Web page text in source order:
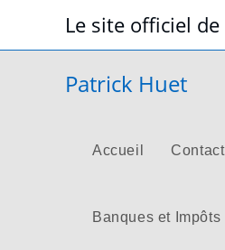
content
Le site officiel
Patrick Huet
Accueil Contact
Banques et Impôts